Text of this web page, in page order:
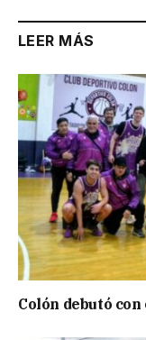
LEER MÁS
Colón debutó